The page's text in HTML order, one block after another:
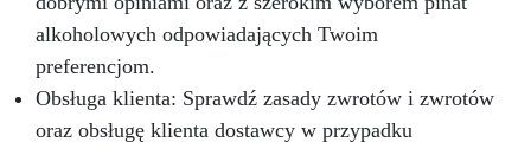
alkoholowych odpowiadających Twoim
preferencjom.
Obsługa klienta: Sprawdź zasady zwrotów i zwrotów
oraz obsługę klienta dostawcy w przypadku